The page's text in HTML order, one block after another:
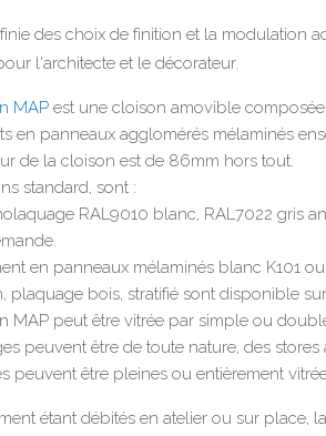
des choix de finition et la modulation
l'architecte et le décorateur.
MAP est une cloison amovible
en panneaux agglomérés mélaminés
de la cloison est de 86mm hors tout.
standard, sont :
RAL9010 blanc, RAL7022 gris
en panneaux mélaminés blanc K101
plaquage bois, stratifié sont disponible
MAP peut être vitrée par simple ou
peuvent être de toute nature, des
peuvent être pleines ou entièrement
étant débités en atelier ou sur